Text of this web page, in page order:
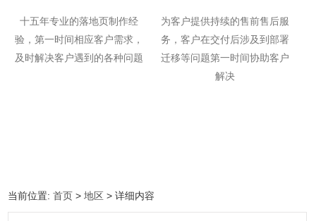
十五年专业的落地页制作经
验，第一时间相应客户需求，
及时解决客户遇到的各种问题
为客户提供持续的售前售后服
务，客户在交付后涉及到部署
迁移等问题第一时间协助客户
解决
当前位置:首页 >地区 > 详细内容